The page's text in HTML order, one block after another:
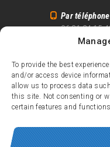
To provide the best
and/or access device
allow us to process data
this site. Not consenting or
certain features and
Par téléphone
06 81 24 15
info@alpe21.fr
crédits